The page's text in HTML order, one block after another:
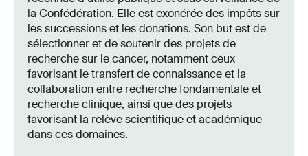
la Confédération. Elle est exonérée des impôts sur
les successions et les donations. Son but est de
sélectionner et de soutenir des projets de
recherche sur le cancer, notamment ceux
favorisant le transfert de connaissance et la
collaboration entre recherche fondamentale et
recherche clinique, ainsi que des projets
favorisant la relève scientifique et académique
dans ces domaines.